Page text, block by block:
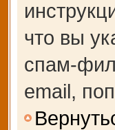
что вы
спам-
email,